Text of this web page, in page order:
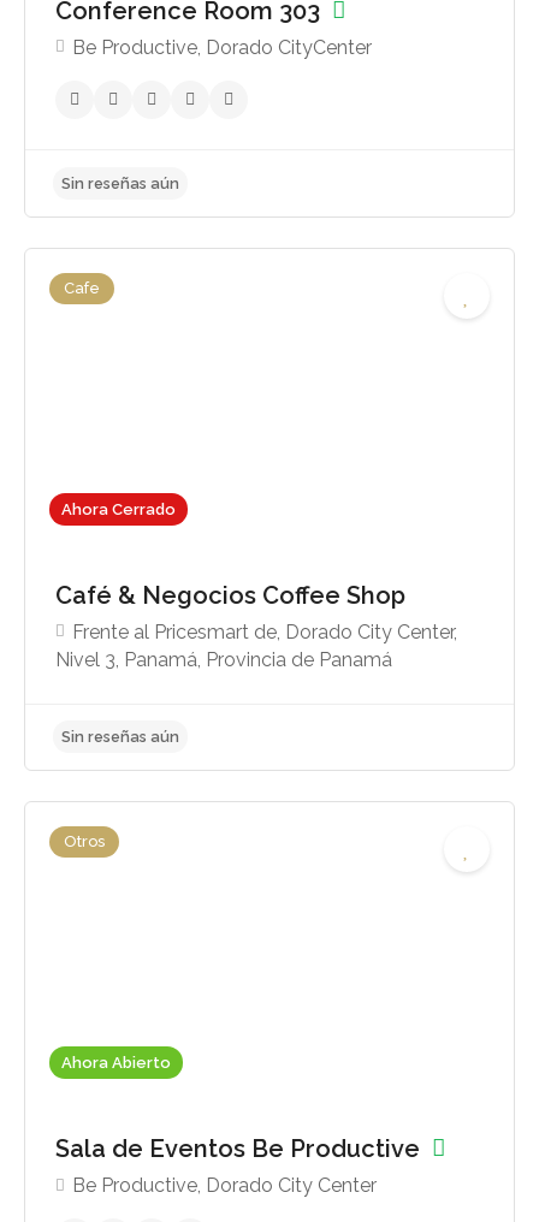
Conference Room 303
Be Productive, Dorado CityCenter
Ahora Cerrado
Cafe
Café & Negocios Coffee Shop
Frente al Pricesmart de, Dorado City Center,
Nivel 3, Panamá, Provincia de Panamá
Ahora Abierto
Otros
Sala de Eventos Be Productive
Be Productive, Dorado City Center